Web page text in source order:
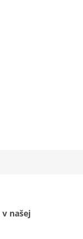
našej